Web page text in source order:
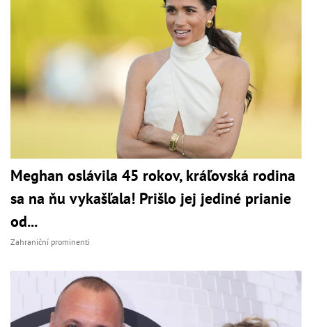
Meghan oslávila 45 rokov, kráľovská rodina
sa na ňu vykašľala! Prišlo jej jediné prianie
od...
Zahraniční prominenti